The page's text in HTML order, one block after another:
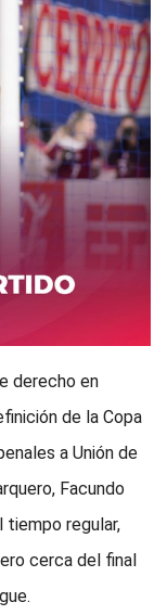
derecho en
de la Copa
a Unión de
Facundo
tiempo regular,
cerca del final